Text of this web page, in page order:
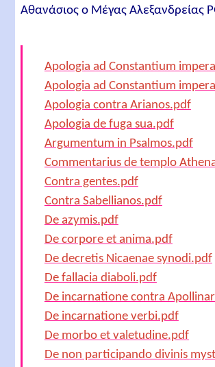
Αθανάσιος ο Μέγας Αλεξανδρείας
Apologia ad Constantium
Apologia ad Constantium
Apologia contra Arianos.pdf
Apologia de fuga sua.pdf
Argumentum in Psalmos.pdf
Commentarius de templo
Contra gentes.pdf
Contra Sabellianos.pdf
De azymis.pdf
De corpore et anima.pdf
De decretis Nicaenae synodi.pdf
De fallacia diaboli.pdf
De incarnatione contra
De incarnatione verbi.pdf
De morbo et valetudine.pdf
De non participando divinis